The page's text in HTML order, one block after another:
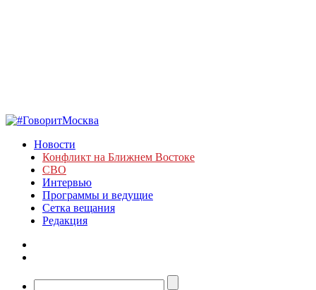
Новости
Конфликт на Ближнем Востоке
СВО
Интервью
Программы и ведущие
Сетка вещания
Редакция